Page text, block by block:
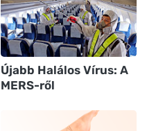
Újabb Halálos Vírus: A
MERS-ről